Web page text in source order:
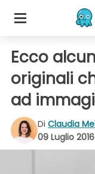
Ecco
originali
ad
Di Claudia
09 Luglio 2016